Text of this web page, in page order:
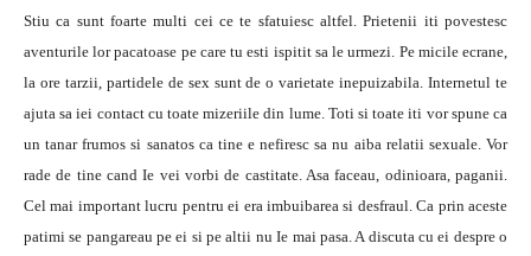
Stiu ca sunt foarte multi cei ce te sfatuiesc altfel. Prietenii iti povestesc
aventurile lor pacatoase pe care tu esti ispitit sa le urmezi. Pe micile ecrane,
la ore tarzii, partidele de sex sunt de o varietate inepuizabila. Internetul te
ajuta sa iei contact cu toate mizeriile din lume. Toti si toate iti vor spune ca
un tanar frumos si sanatos ca tine e nefiresc sa nu aiba relatii sexuale. Vor
rade de tine cand Ie vei vorbi de castitate. Asa faceau, odinioara, paganii.
Cel mai important lucru pentru ei era imbuibarea si desfraul. Ca prin aceste
patimi se pangareau pe ei si pe altii nu Ie mai pasa. A discuta cu ei despre o